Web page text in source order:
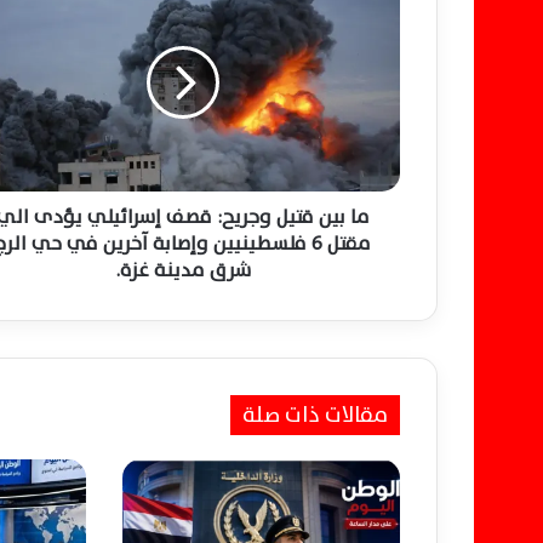
ت
ي
ل
ح
ق
ص
ف
إ
س
ر
ا
ما بين قتيل وجريح: قصف إسرائيلي يؤدى
مقتل 6 فلسطينيين وإصابة آخرين في حي
شرق مدينة غزة.
مقالات ذات صلة